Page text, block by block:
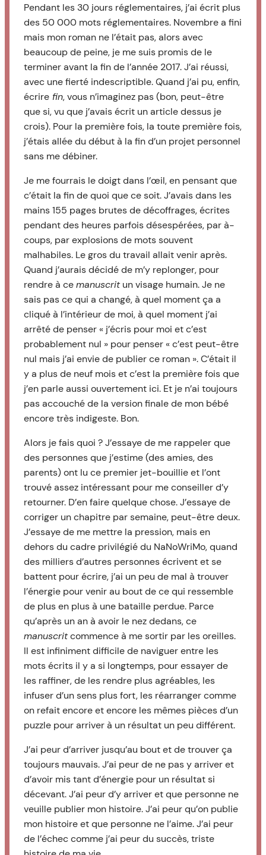
Pendant les 30 jours réglementaires, j’ai écrit plus
des 50 000 mots réglementaires. Novembre a fini
mais mon roman ne l’était pas, alors avec
beaucoup de peine, je me suis promis de le
terminer avant la fin de l’année 2017. J’ai réussi,
avec une fierté indescriptible. Quand j’ai pu, enfin,
écrire fin, vous n’imaginez pas (bon, peut-être
que si, vu que j’avais écrit un article dessus je
crois). Pour la première fois, la toute première fois,
j’étais allée du début à la fin d’un projet personnel
sans me débiner.
Je me fourrais le doigt dans l’œil, en pensant que
c’était la fin de quoi que ce soit. J’avais dans les
mains 155 pages brutes de décoffrages, écrites
pendant des heures parfois désespérées, par à-
coups, par explosions de mots souvent
malhabiles. Le gros du travail allait venir après.
Quand j’aurais décidé de m’y replonger, pour
rendre à cemanuscritun visage humain. Je ne
sais pas ce qui a changé, à quel moment ça a
cliqué à l’intérieur de moi, à quel moment j’ai
arrêté de penser « j’écris pour moi et c’est
probablement nul » pour penser « c’est peut-être
nul mais j’ai envie de publier ce roman ». C’était il
y a plus de neuf mois et c’est la première fois que
j’en parle aussi ouvertement ici. Et je n’ai toujours
pas accouché de la version finale de mon bébé
encore très indigeste. Bon.
Alors je fais quoi ? J’essaye de me rappeler que
des personnes que j’estime (des amies, des
parents) ont lu ce premier jet-bouillie et l’ont
trouvé assez intéressant pour me conseiller d’y
retourner. D’en faire quelque chose. J’essaye de
corriger un chapitre par semaine, peut-être deux.
J’essaye de me mettre la pression, mais en
dehors du cadre privilégié du NaNoWriMo, quand
des milliers d’autres personnes écrivent et se
battent pour écrire, j’ai un peu de mal à trouver
l’énergie pour venir au bout de ce qui ressemble
de plus en plus à une bataille perdue. Parce
qu’après un an à avoir le nez dedans, ce
manuscritcommence à me sortir par les oreilles.
Il est infiniment difficile de naviguer entre les
mots écrits il y a si longtemps, pour essayer de
les raffiner, de les rendre plus agréables, les
infuser d’un sens plus fort, les réarranger comme
on refait encore et encore les mêmes pièces d’un
puzzle pour arriver à un résultat un peu différent.
J’ai peur d’arriver jusqu’au bout et de trouver ça
toujours mauvais. J’ai peur de ne pas y arriver et
d’avoir mis tant d’énergie pour un résultat si
décevant. J’ai peur d’y arriver et que personne ne
veuille publier mon histoire. J’ai peur qu’on publie
mon histoire et que personne ne l’aime. J’ai peur
de l’échec comme j’ai peur du succès, triste